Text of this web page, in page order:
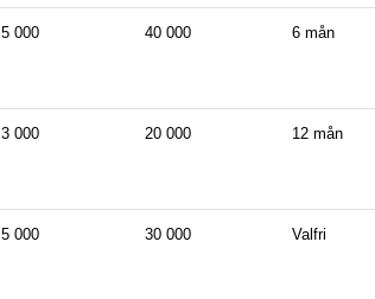
5 000 40 000 6 mån
3 000 20 000 12 mån
5 000 30 000 Valfri